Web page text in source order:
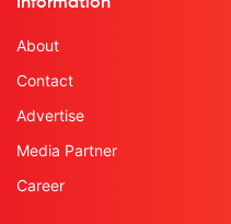
About
Contact
Advertise
Media Partner
Career